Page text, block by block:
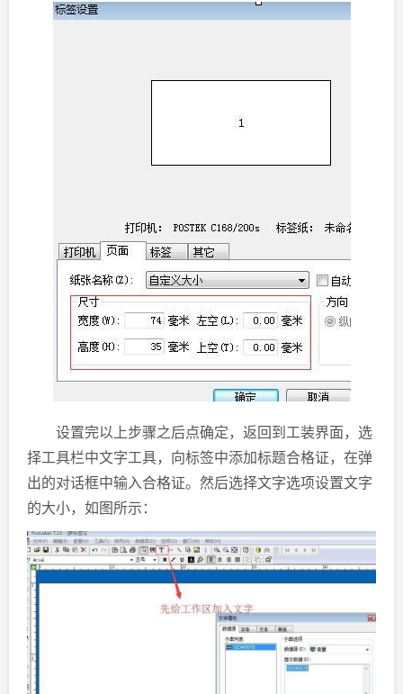
设置完以上步骤之后点确定，返回到工装界面，选
择工具栏中文字工具，向标签中添加标题合格证，在弹
出的对话框中输入合格证。然后选择文字选项设置文字
的大小，如图所示：